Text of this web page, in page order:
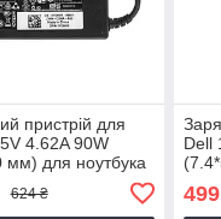
пристрій для
4.62A 90W
мм) для ноутбука
0J62H3, 332-
DF266
624 ₴
Dell
499